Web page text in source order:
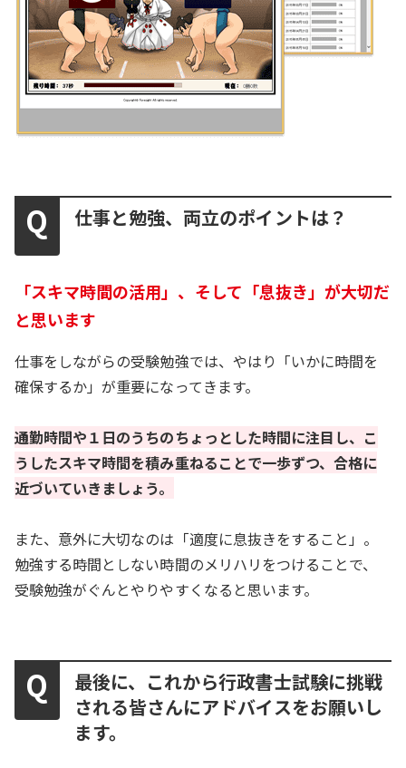
仕事と勉強、両立のポイントは？
「スキマ時間の活用」、そして「息抜き」が大切だ
と思います
仕事をしながらの受験勉強では、やはり「いかに時間を
確保するか」が重要になってきます。
通勤時間や１日のうちのちょっとした時間に注目し、こ
うしたスキマ時間を積み重ねることで一歩ずつ、合格に
近づいていきましょう。
また、意外に大切なのは「適度に息抜きをすること」。
勉強する時間としない時間のメリハリをつけることで、
受験勉強がぐんとやりやすくなると思います。
最後に、これから行政書士試験に挑戦
される皆さんにアドバイスをお願いし
ます。